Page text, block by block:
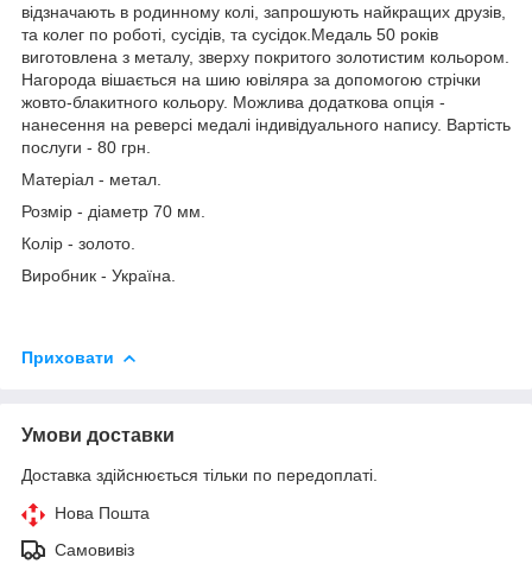
відзначають в родинному колі, запрошують найкращих друзів,
та колег по роботі, сусідів, та сусідок.Медаль 50 років
виготовлена з металу, зверху покритого золотистим кольором.
Нагорода вішається на шию ювіляра за допомогою стрічки
жовто-блакитного кольору. Можлива додаткова опція -
нанесення на реверсі медалі індивідуального напису. Вартість
послуги - 80 грн.
Матеріал - метал.
Розмір - діаметр 70 мм.
Колір - золото.
Виробник - Україна.
Приховати
Умови доставки
Доставка здійснюється тільки по передоплаті.
Нова Пошта
Самовивіз